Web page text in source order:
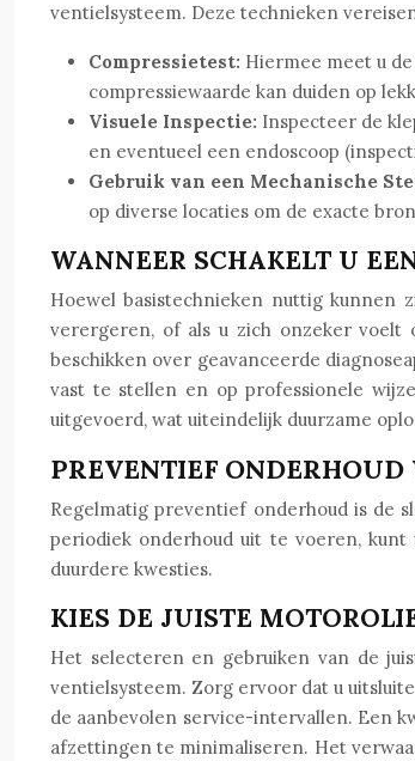
ventielsysteem. Deze technieken
Compressietest: Hiermee meet u
compressiewaarde kan duiden op
Visuele Inspectie: Inspecteer de
en eventueel een endoscoop
Gebruik van een Mechanische
op diverse locaties om de exacte
WANNEER SCHAKELT U
Hoewel basistechnieken nuttig kunnen
verergeren, of als u zich onzeker voelt
beschikken over geavanceerde
vast te stellen en op professionele
uitgevoerd, wat uiteindelijk duurzame
PREVENTIEF
Regelmatig preventief onderhoud is de
periodiek onderhoud uit te voeren,
duurdere kwesties.
KIES DE JUISTE
Het selecteren en gebruiken van de
ventielsysteem. Zorg ervoor dat u
de aanbevolen service-intervallen. Een
afzettingen te minimaliseren. Het